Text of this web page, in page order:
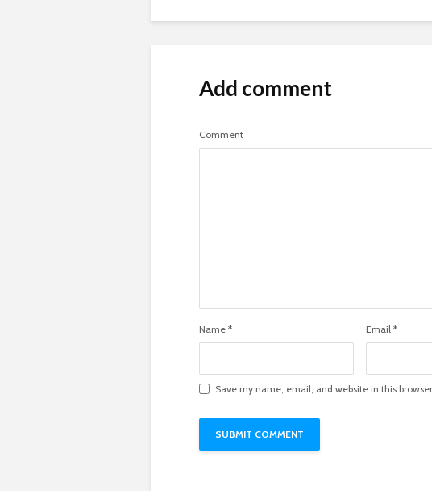
Add comment
Comment
Name * Email *
Save my name, email, and website in this